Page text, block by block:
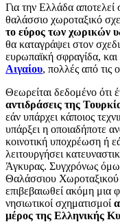
Για την Ελλάδα αποτελεί
θαλάσσιο χωροταξικό
το εύρος των χωρικών
θα καταγράψει στον
ευρωπαϊκή σφραγίδα, και
Αιγαίου, πολλές από τις
Θεωρείται δεδομένο ότι
αντιδράσεις της
εάν υπάρχει κάποιος
υπάρξει η οποιαδήποτε
κοινοτική υποχρέωση ή
λειτουργήσει
Άγκυρας. Συγχρόνως
Θαλάσσιου Χωροταξικού
επιβεβαιωθεί ακόμη μια
νησιωτικοί σχηματισμοί
μέρος της Ελληνικής